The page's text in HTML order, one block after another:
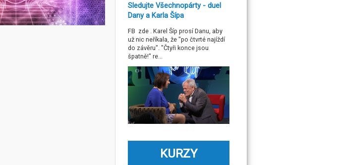
Sledujte Všechnopárty - duel
Dany a Karla Šípa
FB zde . Karel Šíp prosí Danu, aby
už nic neříkala, že "po čtvrté najíždí
do závěru". "Čtyři konce jsou
špatně!" re...
KURZY